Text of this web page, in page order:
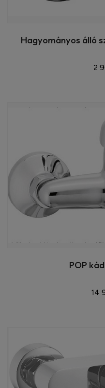
Hagyományos álló
2
POP
14